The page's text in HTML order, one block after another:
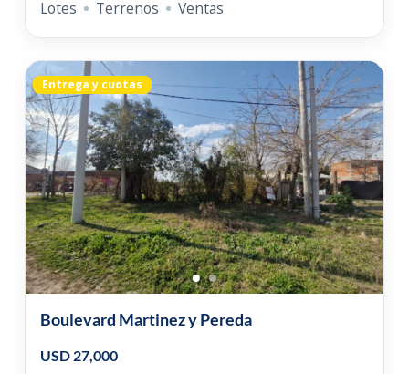
Lotes Terrenos Ventas
Entrega y cuotas
Boulevard Martinez y Pereda
USD 27,000